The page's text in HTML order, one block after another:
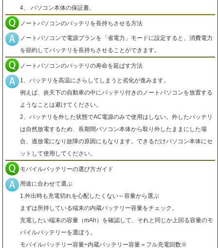
4、 パソコン本体の保証書。
ノートパソコンのバッテリを長持ちさせる方法
ノートパソコンで電源プランを「省電力」モードに設定すると、消費電力
を節約してバッテリを長持ちさせることができます。
ノートパソコンのバッテリの寿命を延ばす方法
1、バッテリを高温にさらしてしまうと劣化が進みます。
例えば、炎天下の自動車の中にバッテリ付きのノートパソコンを放置する
ようなことは避けてください。
2、バッテリを外した状態でAC電源のみで使用はしない。外したバッテリ
は自然放電するため、長期間パソコン本体から取り外したままにした場
合、過放電になり故障の原因にもなります。できるだけパソコン本体にセ
ットして使用してください。
モバイルバッテリーの選び方ガイド
用途に合わせて選ぶ
1.外出時も充電切れを心配したくない～容量から選ぶ
まずは所持している端末の内蔵バッテリー容量をチェック。
充電したい端末の容量（mAh）を確認して、それと同じか上回る容量のモ
バイルバッテリーを選ぼう。
モバイルバッテリー容量÷内蔵バッテリー容量＝フル充電回数※